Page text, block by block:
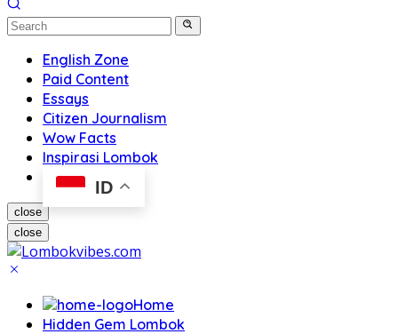
English Zone
Paid Content
Essays
Citizen Journalism
Wow Facts
Inspirasi Lombok
ID
close
close
Home
Hidden Gem Lombok